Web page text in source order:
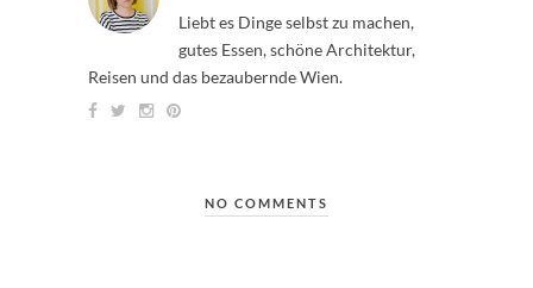
Liebt es Dinge selbst zu machen,
gutes Essen, schöne Architektur,
Reisen und das bezaubernde Wien.
NO COMMENTS